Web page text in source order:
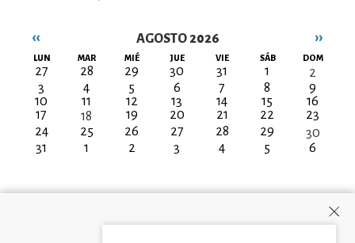
AGOSTO 2026
Paginación
‹‹ ››
LUN MAR MIÉ JUE VIE SÁB DOM
27 28 29 30 31 1
2
3
4 5 6 7 8
9
10
11 12 13 14 15
16
17
18 19 20 21 22
23
24
25 26 27 28 29
30
31
1 2 3 4 5 6